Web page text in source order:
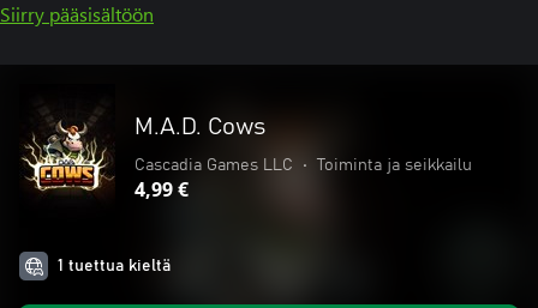
Siirry pääsisältöön
M.A.D. Cows
Cascadia Games LLC • Toiminta ja seikkailu
4,99 €
1 tuettua kieltä